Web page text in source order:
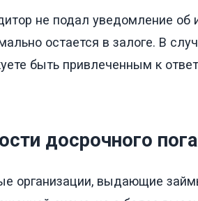
не подал уведомление об
остается в залоге. В
быть привлеченным к
досрочного
организации, выдающие